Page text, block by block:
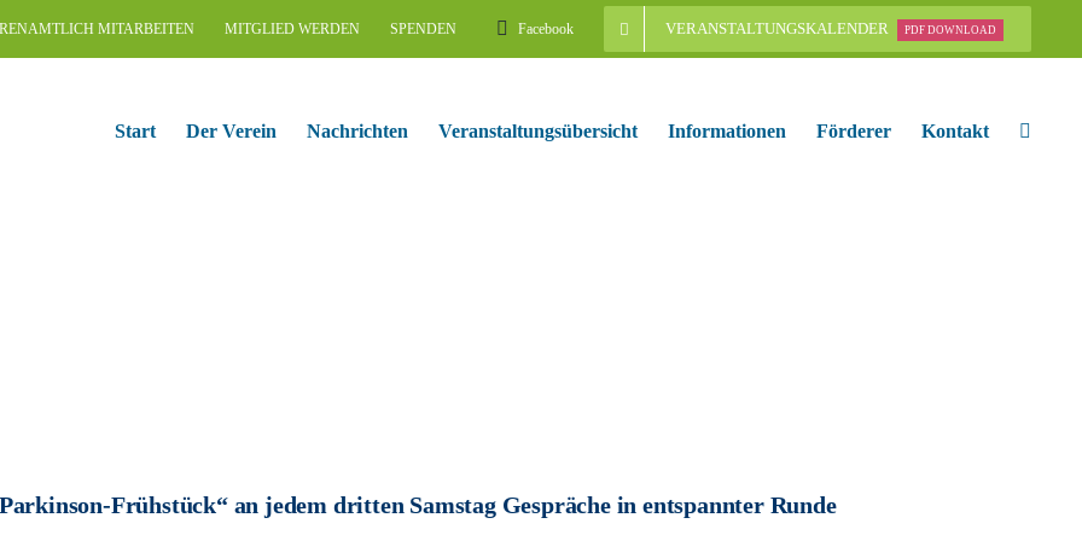
MITARBEITEN MITGLIED WERDEN SPENDEN Facebook VERANSTALTUNGSKALENDER PDF DOWNLOAD
Start Der Verein Nachrichten Veranstaltungsübersicht Informationen Förderer Kontakt
Frühstück“ an jedem dritten Samstag Gespräche in entspannter Runde